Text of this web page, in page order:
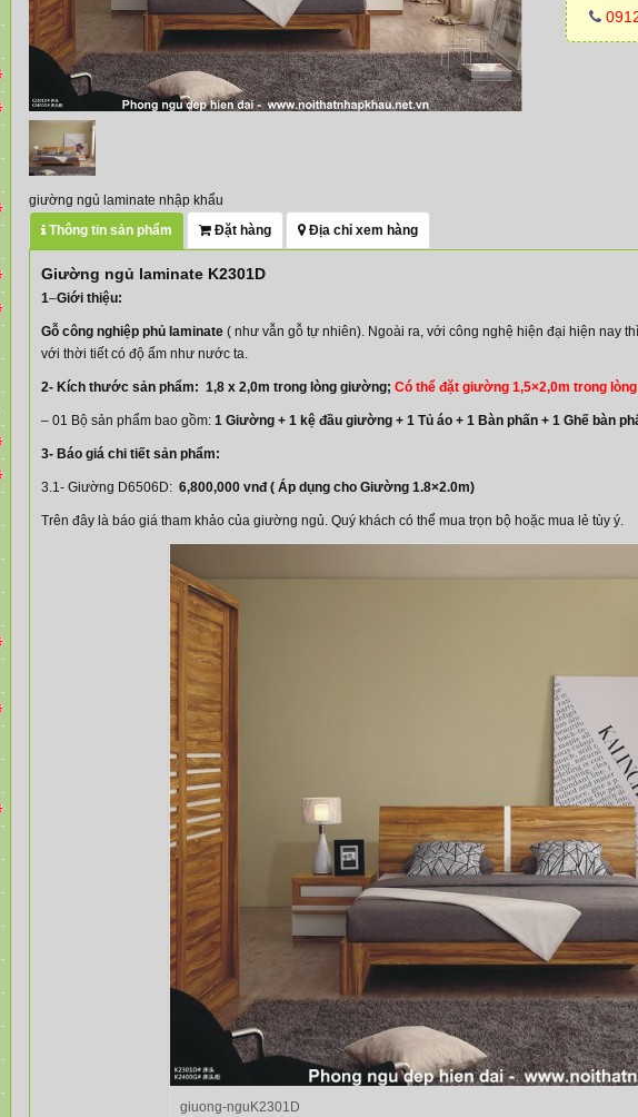
giường ngủ laminate nhập khẩu
Thông tin sản phẩm
Đặt hàng Địa chỉ xem hàng
Giường ngủ laminate K2301D
1–Giới thiệu:
Gỗ công nghiệp phủ laminate ( như vẫn gỗ tự nhiên). Ngoài ra, với công nghệ hiện đại hiện nay
với thời tiết có độ ẩm như nước ta.
2- Kích thước sản phẩm: 1,8 x 2,0m trong lòng giường; Có thể đặt giường 1,5×2,0m trong lòng
– 01 Bộ sản phẩm bao gồm: 1 Giường + 1 kệ đầu giường + 1 Tủ áo + 1 Bàn phấn + 1 Ghế bàn
3- Báo giá chi tiết sản phẩm:
3.1- Giường D6506D: 6,800,000 vnđ ( Áp dụng cho Giường 1.8×2.0m)
Trên đây là báo giá tham khảo của giường ngủ. Quý khách có thể mua trọn bộ hoặc mua lẻ tùy ý.
giuong-nguK2301D